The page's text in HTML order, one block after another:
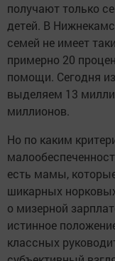
получают только
детей. В
семей не имеет
примерно 20
помощи. Сегодня
выделяем 13
миллионов.
Но по каким
есть мамы,
шикарных
о мизерной
истинное
классных